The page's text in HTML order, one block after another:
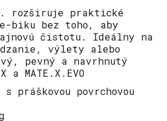
rozširuje praktické
biku bez toho, aby
čistotu. Ideálny na
výlety alebo
pevný a navrhnutý
a MATE.X.EVO
práškovou povrchovou